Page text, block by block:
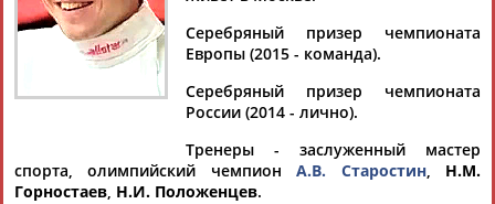
Аслаудин
АБАЕВ
Елена
АБАИМОВА
АБАКУМОВА
АБАЛАКИНА
Тамилла
АБАСОВА
АБАЧАРАЕВ
Ростом
АБАШИДЗЕ
Серебряный призер чемпионата
Европы (2015 - команда).
Серебряный призер чемпионата
России (2014 - лично).
Тренеры - заслуженный мастер
спорта, олимпийский чемпионА.В. Старостин, Н.М.
Горностаев, Н.И. Положенцев.